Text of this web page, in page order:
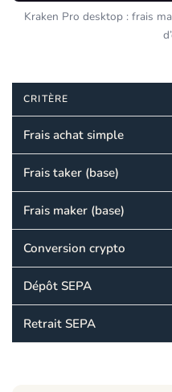
Kraken Pro desktop : frais
CRITÈRE
Frais achat simple
Frais taker (base)
Frais maker (base)
Conversion crypto
Dépôt SEPA
Retrait SEPA